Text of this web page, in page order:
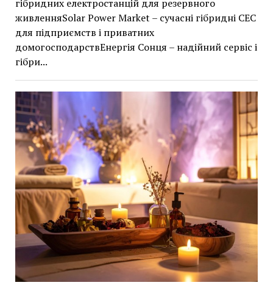
гібридних електростанцій для резервного
живленняSolar Power Market – сучасні гібридні СЕС
для підприємств і приватних
домогосподарствЕнергія Сонця – надійний сервіс і
гібри...